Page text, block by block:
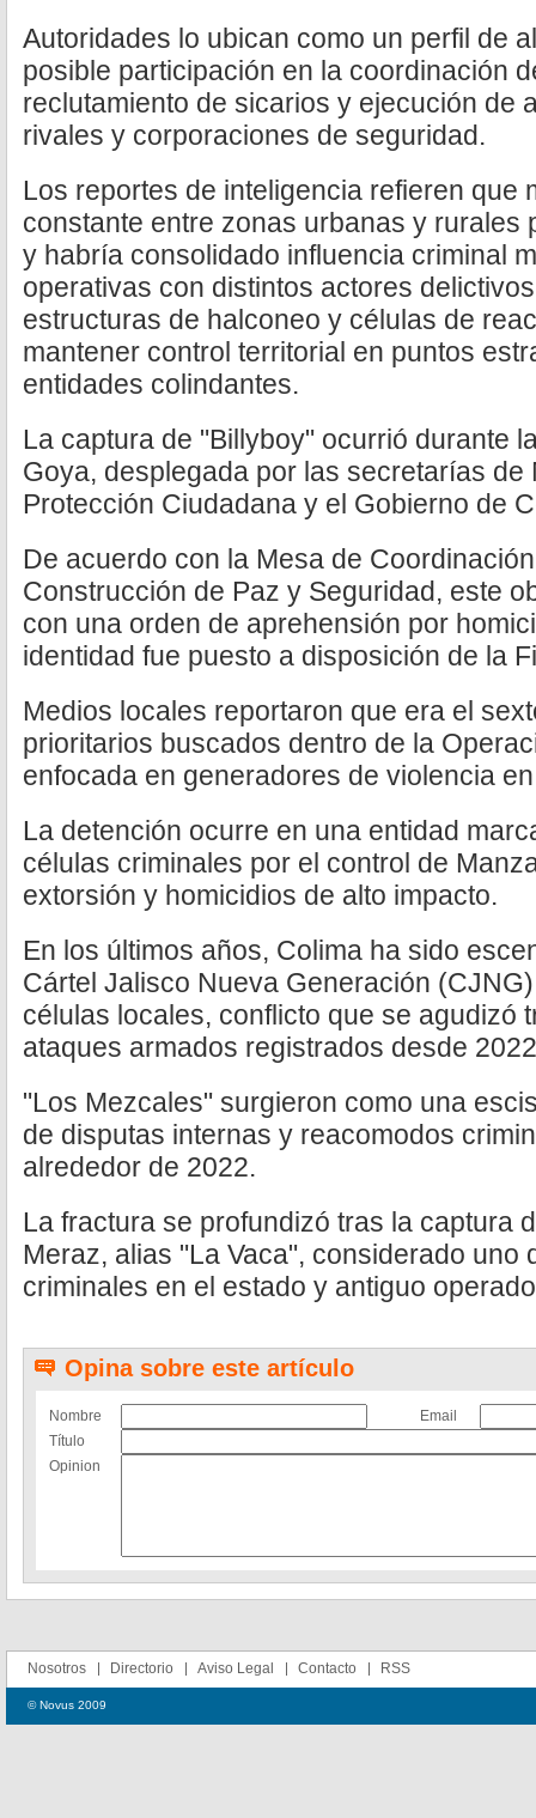
Autoridades lo ubican como un perfil de
posible participación en la coordinación
reclutamiento de sicarios y ejecución de
rivales y corporaciones de seguridad.
Los reportes de inteligencia refieren que
constante entre zonas urbanas y rurales
y habría consolidado influencia criminal
operativas con distintos actores
estructuras de halconeo y células de
mantener control territorial en puntos
entidades colindantes.
La captura de "Billyboy" ocurrió durante
Goya, desplegada por las secretarías de
Protección Ciudadana y el Gobierno de
De acuerdo con la Mesa de
Construcción de Paz y Seguridad, este
con una orden de aprehensión por
identidad fue puesto a disposición de la
Medios locales reportaron que era el
prioritarios buscados dentro de la
enfocada en generadores de violencia
La detención ocurre en una entidad
células criminales por el control de
extorsión y homicidios de alto impacto.
En los últimos años, Colima ha sido
Cártel Jalisco Nueva Generación
células locales, conflicto que se agudizó
ataques armados registrados desde
"Los Mezcales" surgieron como una
de disputas internas y reacomodos
alrededor de 2022.
La fractura se profundizó tras la captura
Meraz, alias "La Vaca", considerado uno
criminales en el estado y antiguo
Opina sobre este artículo
Nombre
Email
Título
Opinion
Nosotros Directorio Aviso Legal Contacto RSS
© Novus 2009